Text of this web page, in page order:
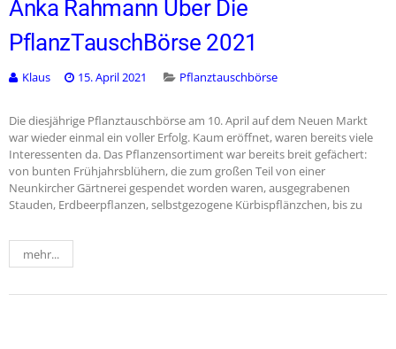
Anka Rahmann Über Die
PflanzTauschBörse 2021
Klaus 15. April 2021 Pflanztauschbörse
Die diesjährige Pflanztauschbörse am 10. April auf dem Neuen Markt
war wieder einmal ein voller Erfolg. Kaum eröffnet, waren bereits viele
Interessenten da. Das Pflanzensortiment war bereits breit gefächert:
von bunten Frühjahrsblühern, die zum großen Teil von einer
Neunkircher Gärtnerei gespendet worden waren, ausgegrabenen
Stauden, Erdbeerpflanzen, selbstgezogene Kürbispflänzchen, bis zu
mehr...